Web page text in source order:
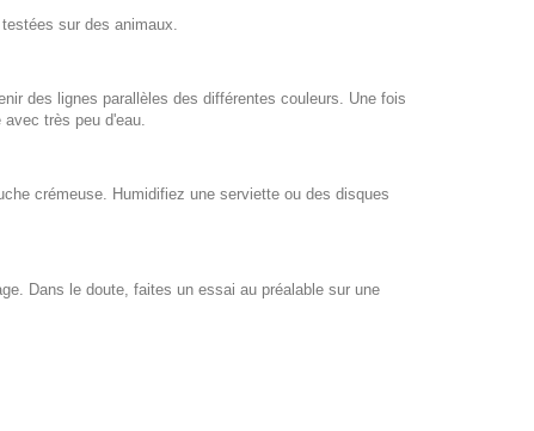
sur des animaux.
des lignes parallèles des différentes couleurs. Une fois
très peu d'eau.
crémeuse. Humidifiez une serviette ou des disques
Dans le doute, faites un essai au préalable sur une